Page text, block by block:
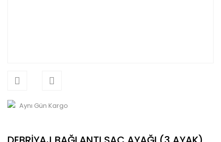
Aynı Gün Kargo